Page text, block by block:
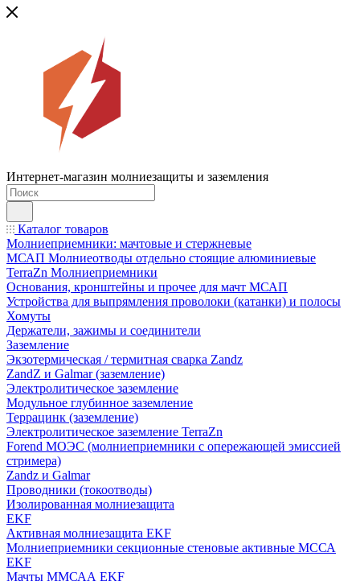
Интернет-магазин молниезащиты и заземления
Каталог товаров
Молниеприемники: мачтовые и стержневые
МСАП Молниеотводы отдельно стоящие алюминиевые
TerraZn Молниеприемники
Основания, кронштейны и прочее для мачт МСАП
Устройства для выпрямления проволоки (катанки) и полосы
Хомуты
Держатели, зажимы и соединители
Заземление
Экзотермическая / термитная сварка Zandz
ZandZ и Galmar (заземление)
Электролитическое заземление
Модульное глубинное заземление
Террацинк (заземление)
Электролитическое заземление TerraZn
Forend МОЭС (молниеприемники с опережающей эмиссией
стримера)
Zandz и Galmar
Проводники (токоотводы)
Изолированная молниезащита
EKF
Активная молниезащита EKF
Молниеприемники секционные стеновые активные МССА
EKF
Мачты ММСАА EKF